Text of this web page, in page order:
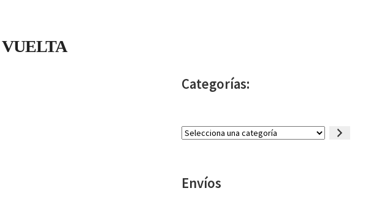
Categorías:
Selecciona
Envíos